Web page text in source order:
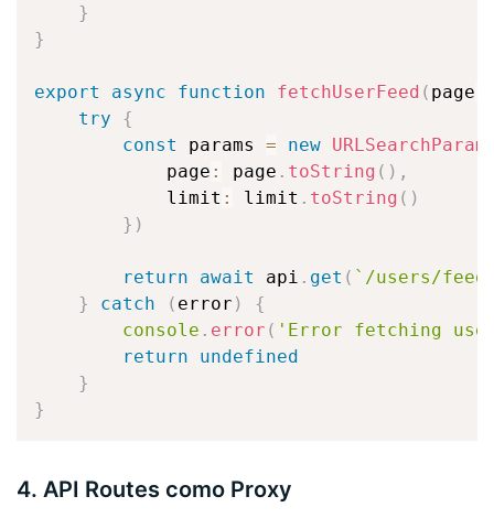
}
}
export async function fetchUserFeed ( page
try
{
const
params = new
            page
: page . toString ( ) ,
            limit
: limit . toString ( )
} )
return await api . get ( ` /users/
}
catch ( error )
{
console . error ( 'Error fetching
return
undefined
}
}
4. API Routes como Proxy